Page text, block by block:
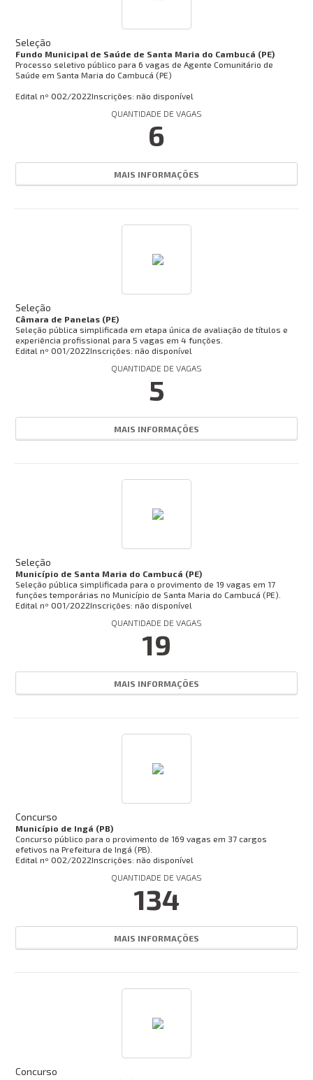
BUSCAR
Seleção
Fundo Municipal de Saúde de Santa Maria do Cambucá (PE)
Processo seletivo público para 6 vagas de Agente Comunitário de
Saúde em Santa Maria do Cambucá (PE)
Edital nº 002/2022Inscrições: não disponível
QUANTIDADE DE VAGAS
6
MAIS INFORMAÇÕES
Seleção
Câmara de Panelas (PE)
Seleção pública simplificada em etapa única de avaliação de títulos e
experiência profissional para 5 vagas em 4 funções.
Edital nº 001/2022Inscrições: não disponível
QUANTIDADE DE VAGAS
5
MAIS INFORMAÇÕES
Seleção
Município de Santa Maria do Cambucá (PE)
Seleção pública simplificada para o provimento de 19 vagas em 17
funções temporárias no Município de Santa Maria do Cambucá (PE).
Edital nº 001/2022Inscrições: não disponível
QUANTIDADE DE VAGAS
19
MAIS INFORMAÇÕES
Concurso
Município de Ingá (PB)
Concurso público para o provimento de 169 vagas em 37 cargos
efetivos na Prefeitura de Ingá (PB).
Edital nº 002/2022Inscrições: não disponível
QUANTIDADE DE VAGAS
134
MAIS INFORMAÇÕES
Concurso